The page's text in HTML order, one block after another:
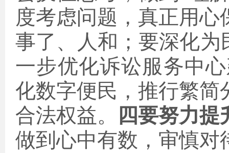
度考虑问题，真正用
事了、人和； 要深化为
一步优化诉讼服务中
化数字便民，推行繁简
合法权益。
四要努力提
做到心中有数 ， 审慎对